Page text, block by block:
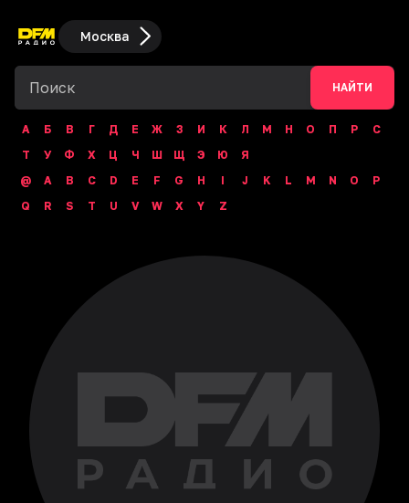
Москва
НАЙТИ
А Б В Г Д Е Ж З И К Л М Н О П Р
С
Т
У Ф Х Ц Ч Ш Щ Э Ю
Я
@
A B C D E F G H I J K L M N O
P
Q
R S T U V W X Y Z